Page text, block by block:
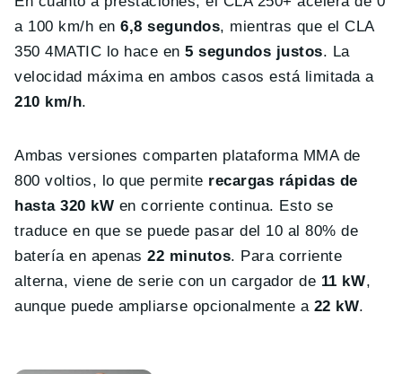
a 100 km/h en6,8 segundos, mientras que el CLA
350 4MATIC lo hace en5 segundos justos. La
velocidad máxima en ambos casos está limitada a
210 km/h.
Ambas versiones comparten plataforma MMA de
800 voltios, lo que permite recargas rápidas de
hasta 320 kW en corriente continua. Esto se
traduce en que se puede pasar del 10 al 80% de
batería en apenas22 minutos. Para corriente
alterna, viene de serie con un cargador de 11 kW,
aunque puede ampliarse opcionalmente a 22 kW.